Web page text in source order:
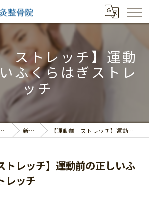
ストレッチ】運動
ふくらはぎストレ
ッチ
日吉で整骨院ならプライミー鍼灸整骨院 新着情報 【運動前 ストレッチ】運動前の正しいふくらはぎストレッチ
トレッチ】運動前の正しいふ
レッチ